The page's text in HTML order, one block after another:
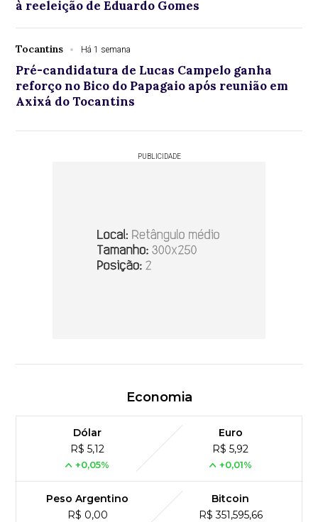
à reeleição de Eduardo Gomes
Tocantins Há 1 semana
Pré-candidatura de Lucas Campelo ganha
reforço no Bico do Papagaio após reunião em
Axixá do Tocantins
PUBLICIDADE
Economia
Dólar
R$ 5,12
+0,05%
Euro
R$ 5,92
+0,01%
Peso Argentino
R$ 0,00
Bitcoin
R$ 351,595,66